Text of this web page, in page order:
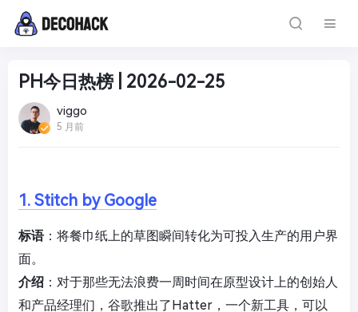
PH今日热榜 | 2026-02-25
viggo
5 月前
1. Stitch by Google
标语：将餐巾纸上的草图瞬间转化为可投入生产的用户界
面。
介绍 ：对于那些无法浪费一周时间在原型设计上的创始人
和产品经理们，谷歌推出了Hatter，一个新工具，可以